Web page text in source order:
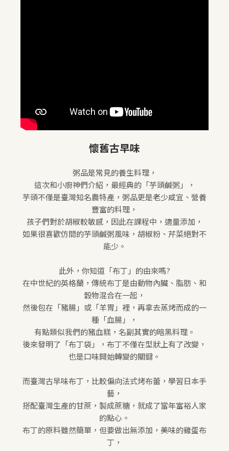
懷舊古早味
粥品是常見的養生料理，
這次和小廚神們介紹，最經典的「芋頭鹹粥」，
芋頭不僅是臺灣知名農特產，粥品更是老少咸宜、營養
豐富的料理，
孩子們對於胡椒較敏感，因此在課程中，適量添加，
如果很喜歡仿間的芋頭鹹粥風味，胡椒粉、芹菜絕對不
能少。
此外，你知道「布丁」的由來嗎?
在中世紀的英格蘭，傳統布丁是由動物內臟、脂肪、和
穀物混合在一起，
然後包在「豬腸」或「羊胃」裡，再拿去蒸烤而成的一
種「血腸」，
有點類似我們的豬血糕，名副其實的暗黑料理。
後來發明了「布丁袋」，布丁不僅在型狀上有了改變，
也是口味開始轉變的關鍵。
而臺灣古早味布丁，比較偏向法式烤布蕾，學習日本手
藝，
搭配臺灣生產的甘蔗，製成蔗糖，就成了當年富裕人家
的點心。
布丁的原料雖然簡單，但要做出無添加，美味的雞蛋布
丁，